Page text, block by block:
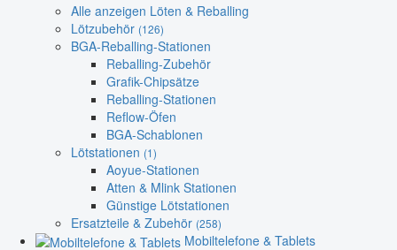
Alle anzeigen Löten & Reballing
Lötzubehör (126)
BGA-Reballing-Stationen
Reballing-Zubehör
Grafik-Chipsätze
Reballing-Stationen
Reflow-Öfen
BGA-Schablonen
Lötstationen (1)
Aoyue-Stationen
Atten & Mlink Stationen
Günstige Lötstationen
Ersatzteile & Zubehör (258)
Mobiltelefone & Tablets